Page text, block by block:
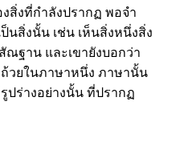
สิ่งที่กำลังปรากฏ พอจำ
นสิ่งนั้น เช่น เห็นสิ่งหนึ่งสิ่ง
ณฐาน และเขายังบอกว่า
ถ้วยในภาษาหนึ่ง ภาษานั้น
ปร่างอย่างนั้น ที่ปรากฏ